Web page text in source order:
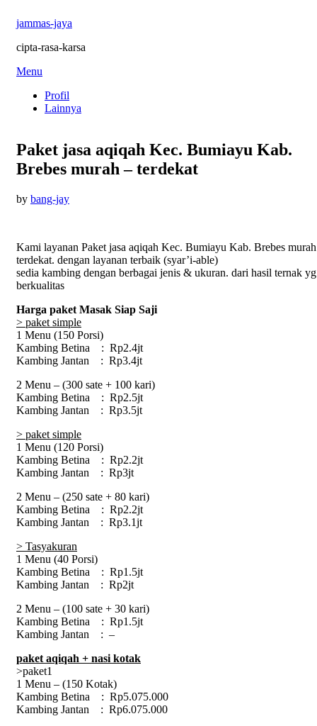
jammas-jaya
cipta-rasa-karsa
Skip
content
Menu
Profil
Lainnya
Paket jasa aqiqah Kec. Bumiayu Kab.
Brebes murah – terdekat
by bang-jayPosted
Kami layanan Paket jasa aqiqah Kec. Bumiayu Kab. Brebes
terdekat. dengan layanan terbaik (syar’i-able)
sedia kambing dengan berbagai jenis & ukuran. dari hasil ternak yg
berkualitas
Harga paket Masak Siap Saji
> paket simple
1 Menu (150 Porsi)
Kambing Betina : Rp2.4jt
Kambing Jantan : Rp3.4jt
2 Menu – (300 sate + 100 kari)
Kambing Betina : Rp2.5jt
Kambing Jantan : Rp3.5jt
> paket simple
1 Menu (120 Porsi)
Kambing Betina : Rp2.2jt
Kambing Jantan : Rp3jt
2 Menu – (250 sate + 80 kari)
Kambing Betina : Rp2.2jt
Kambing Jantan : Rp3.1jt
> Tasyakuran
1 Menu (40 Porsi)
Kambing Betina : Rp1.5jt
Kambing Jantan : Rp2jt
2 Menu – (100 sate + 30 kari)
Kambing Betina : Rp1.5jt
Kambing Jantan : –
paket aqiqah + nasi kotak
>paket1
1 Menu – (150 Kotak)
Kambing Betina : Rp5.075.000
Kambing Jantan : Rp6.075.000